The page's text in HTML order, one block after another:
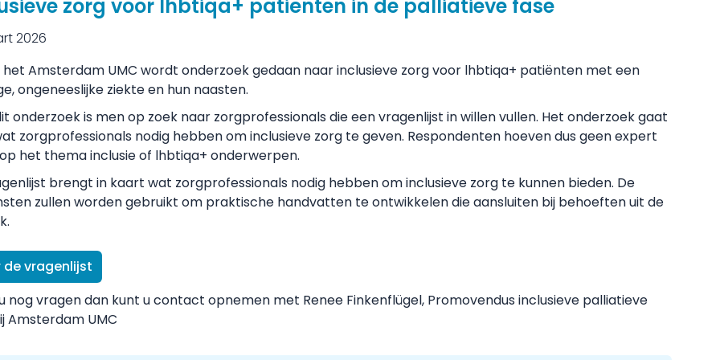
zorg voor lhbtiqa+ patiënten in de palliatieve fase
2026
het Amsterdam UMC wordt onderzoek gedaan naar inclusieve zorg voor lhbtiqa+ patiënten met een
ongeneeslijke ziekte en hun naasten.
onderzoek is men op zoek naar zorgprofessionals die een vragenlijst in willen vullen. Het onderzoek gaat
zorgprofessionals nodig hebben om inclusieve zorg te geven. Respondenten hoeven dus geen expert
het thema inclusie of lhbtiqa+ onderwerpen.
brengt in kaart wat zorgprofessionals nodig hebben om inclusieve zorg te kunnen bieden. De
zullen worden gebruikt om praktische handvatten te ontwikkelen die aansluiten bij behoeften uit de
de vragenlijst
nog vragen dan kunt u contact opnemen met Renee Finkenflügel, Promovendus inclusieve palliatieve
Amsterdam UMC